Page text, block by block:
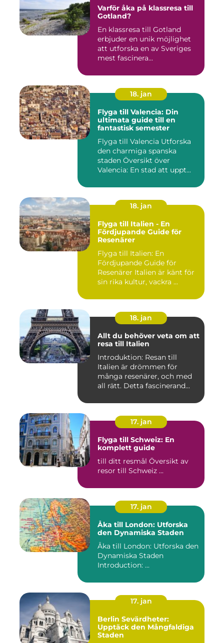
Varför åka på klassresa till
Gotland?
En klassresa till Gotland
erbjuder en unik möjlighet
att utforska en av Sveriges
mest fascinera...
18. jan
Flyga till Valencia: Din
ultimata guide till en
fantastisk semester
Flyga till Valencia Utforska
den charmiga spanska
staden Översikt över
Valencia: En stad att uppt...
18. jan
Flyga till Italien - En
Fördjupande Guide för
Resenärer
Flyga till Italien: En
Fördjupande Guide för
Resenärer Italien är känt för
sin rika kultur, vackra ...
18. jan
Allt du behöver veta om att
resa till Italien
Introduktion: Resan till
Italien är drömmen för
många resenärer, och med
all rätt. Detta fascinerand...
17. jan
Flyga till Schweiz: En
komplett guide
till ditt resmål Översikt av
resor till Schweiz ...
17. jan
Åka till London: Utforska
den Dynamiska Staden
Åka till London: Utforska den
Dynamiska Staden
Introduction: ...
17. jan
Berlin Sevärdheter:
Upptäck den Mångfaldiga
Staden